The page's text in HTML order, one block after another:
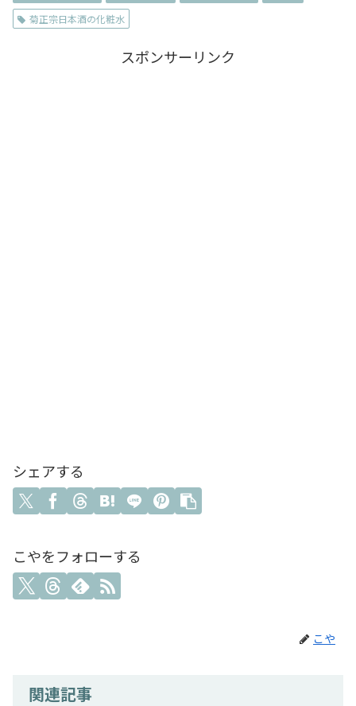
菊正宗日本酒の化粧水
スポンサーリンク
シェアする
こやをフォローする
こや
関連記事